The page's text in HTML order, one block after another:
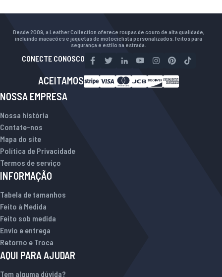
Desde 2009, a Leather Collection oferece roupas de couro de alta qualidade,
incluindo macacões e jaquetas de motociclista personalizados, feitos para
segurança e estilo na estrada.
CONECTE CONOSCO
ACEITAMOS
NOSSA EMPRESA
Nossa história
Contate-nos
Mapa do site
Política de Privacidade
Termos de serviço
INFORMAÇÃO
Tabela de tamanhos
Feito à Medida
Feito sob medida
Envio e entrega
Retorno e Troca
AQUI PARA AJUDAR
Tem alguma dúvida?